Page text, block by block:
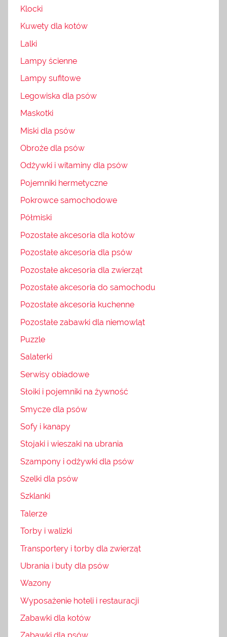
Klocki
Kuwety dla kotów
Lalki
Lampy ścienne
Lampy sufitowe
Legowiska dla psów
Maskotki
Miski dla psów
Obroże dla psów
Odżywki i witaminy dla psów
Pojemniki hermetyczne
Pokrowce samochodowe
Półmiski
Pozostałe akcesoria dla kotów
Pozostałe akcesoria dla psów
Pozostałe akcesoria dla zwierząt
Pozostałe akcesoria do samochodu
Pozostałe akcesoria kuchenne
Pozostałe zabawki dla niemowląt
Puzzle
Salaterki
Serwisy obiadowe
Słoiki i pojemniki na żywność
Smycze dla psów
Sofy i kanapy
Stojaki i wieszaki na ubrania
Szampony i odżywki dla psów
Szelki dla psów
Szklanki
Talerze
Torby i walizki
Transportery i torby dla zwierząt
Ubrania i buty dla psów
Wazony
Wyposażenie hoteli i restauracji
Zabawki dla kotów